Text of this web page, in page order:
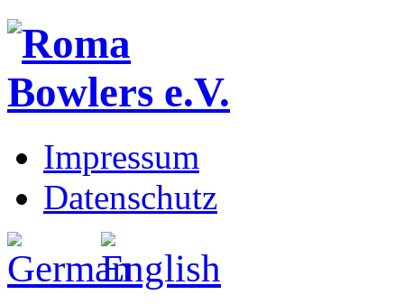
Impressum
Datenschutz